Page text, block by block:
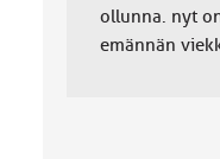
ollunna. nyt
emännän